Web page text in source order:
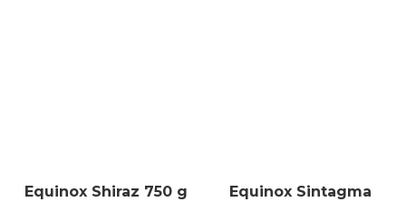
Equinox Shiraz 750 g
Equinox Sintagma